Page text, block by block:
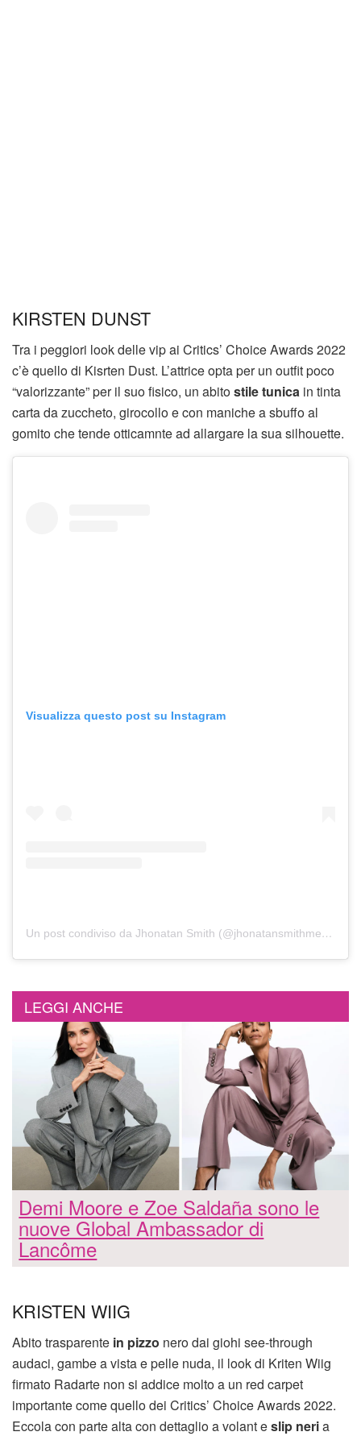
KIRSTEN DUNST
Tra i peggiori look delle vip ai Critics’ Choice Awards 2022
c’è quello di Kisrten Dust. L’attrice opta per un outfit poco
“valorizzante” per il suo fisico, un abitostile tunica in tinta
carta da zuccheto, girocollo e con maniche a sbuffo al
gomito che tende otticamnte ad allargare la sua silhouette.
Visualizza questo post su Instagram
Un post condiviso da Jhonatan Smith (@jhonatansmithmendez)
LEGGI ANCHE
Demi Moore e Zoe Saldaña sono le
nuove Global Ambassador di
Lancôme
KRISTEN WIIG
Abito trasparente in pizzo nero dai giohi see-through
audaci, gambe a vista e pelle nuda, il look di Kriten Wiig
firmato Radarte non si addice molto a un red carpet
importante come quello dei Critics’ Choice Awards 2022.
Eccola con parte alta con dettaglio a volant eslip neria